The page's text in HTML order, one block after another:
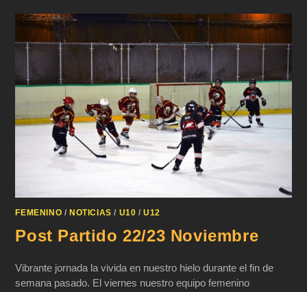
FEMENINO /NOTICIAS / U10 /U12
Post Partido 22/23 Noviembre
Vibrante jornada la vivida en nuestro hielo durante el fin de
semana pasado. El viernes nuestro equipo femenino